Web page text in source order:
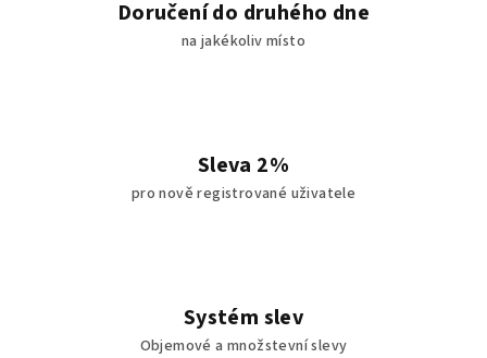
Doručení do druhého dne
na jakékoliv místo
Sleva 2%
pro nově registrované uživatele
Systém slev
Objemové a množstevní slevy